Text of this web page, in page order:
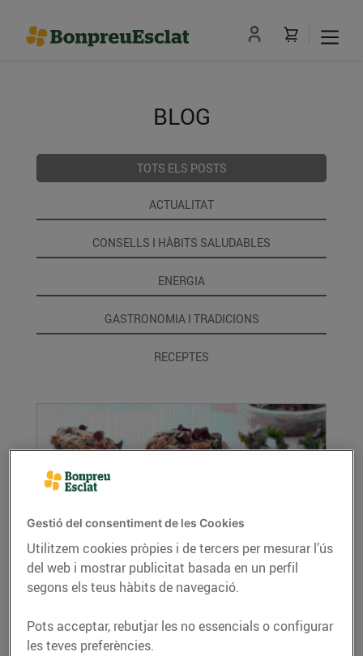
BLOG
TOTS ELS POSTS
ACTUALITAT
CONSELLS I HÀBITS SALUDABLES
ENERGIA
GASTRONOMIA I TRADICIONS
RECEPTES
Galetes de col kale i coco
24/de febrer/2021
Ingredients per a 4 persones: 150 g de panela
180 g de farina 100 g de coco ratllat 50 g de ...
Gestió del consentiment de les Cookies
Utilitzem cookies pròpies i de tercers per mesurar l’ús
del web i mostrar publicitat basada en un perfil
segons els teus hàbits de navegació.
Pots acceptar, rebutjar les no essencials o configurar
les teves preferències.